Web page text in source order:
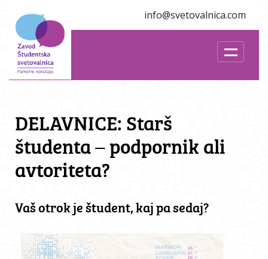
info@svetovalnica.com
DELAVNICE: Starš
študenta – podpornik ali
avtoriteta?
Vaš otrok je študent, kaj pa sedaj?